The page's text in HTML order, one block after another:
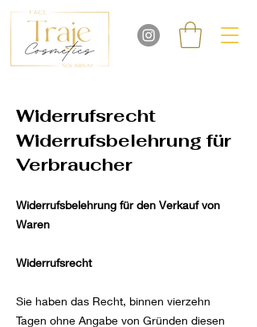
Widerrufsrecht
Widerrufsbelehrung für
Verbraucher
Widerrufsbelehrung für den Verkauf von
Waren
Widerrufsrecht
Sie haben das Recht, binnen vierzehn
Tagen ohne Angabe von Gründen diesen